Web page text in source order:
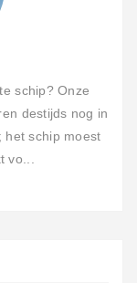
schip? Onze
destijds nog in
het schip moest
vo...